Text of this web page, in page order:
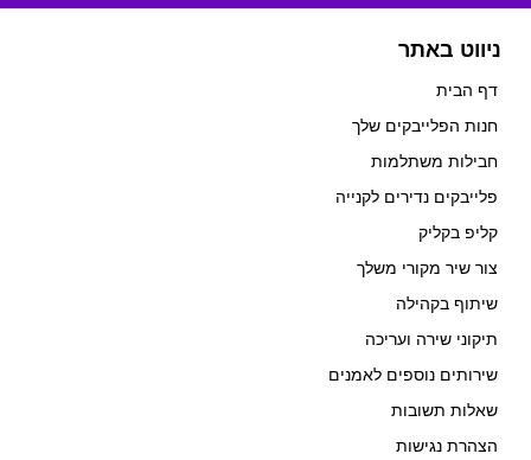
ניווט באתר
דף הבית
חנות הפלייבקים שלך
חבילות משתלמות
פלייבקים נדירים לקנייה
קליפ בקליק
צור שיר מקורי משלך
שיתוף בקהילה
תיקוני שירה ועריכה
שירותים נוספים לאמנים
שאלות תשובות
הצהרת נגישות